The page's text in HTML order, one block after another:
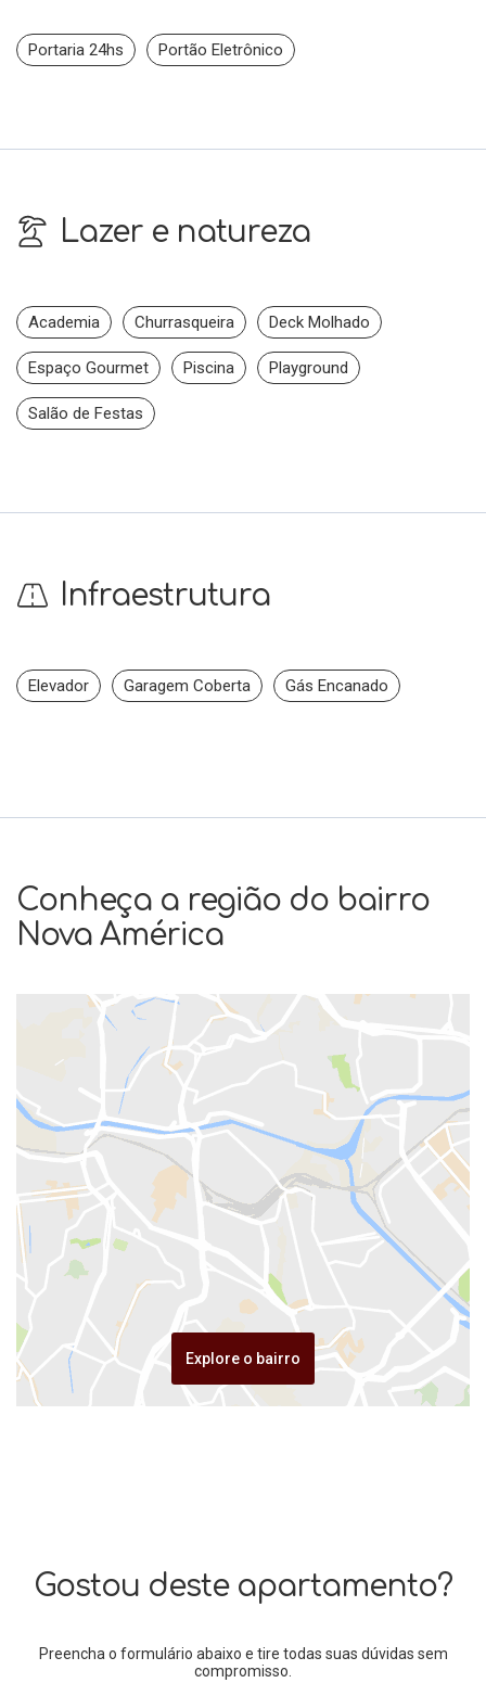
Portaria 24hs Portão Eletrônico
Lazer e natureza
Academia Churrasqueira Deck Molhado
Espaço Gourmet Piscina Playground
Salão de Festas
Infraestrutura
Elevador Garagem Coberta Gás Encanado
Conheça a região do bairro
Nova América
Explore o bairro
Gostou deste apartamento?
Preencha o formulário abaixo e tire todas suas dúvidas sem
compromisso.